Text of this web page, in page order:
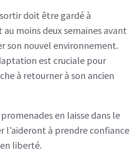
doit être gardé à
moins deux semaines avant
son nouvel environnement.
est cruciale pour
à retourner à son ancien
en laisse dans le
l’aideront à prendre confiance
liberté.